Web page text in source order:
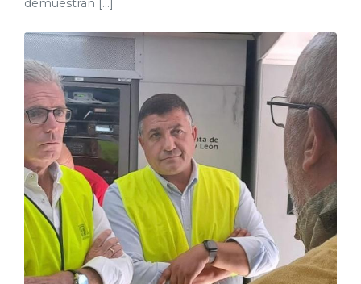
demuestran […]